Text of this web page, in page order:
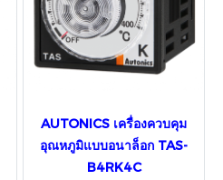
AUTONICS เครื่องควบคุม
อุณหภูมิแบบอนาล็อก TAS-
B4RK4C